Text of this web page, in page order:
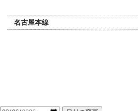
名古屋本線